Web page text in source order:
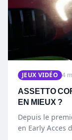
JEUX VIDÉO 4
ASSETTO
EN MIEUX ?
Depuis le
en Early Acces